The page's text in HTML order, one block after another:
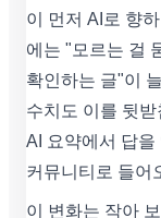
이 먼저 AI로 향
에는 "모르는 걸
확인하는 글"이
수치도 이를 뒷
AI 요약에서 답을
커뮤니티로 들어
이 변화는 작아